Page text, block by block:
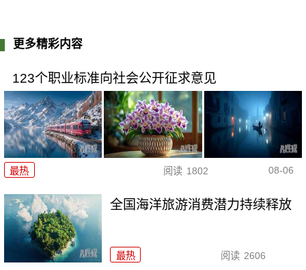
更多精彩内容
123个职业标准向社会公开征求意见
最热 阅读 1802 08-06
全国海洋旅游消费潜力持续释放
最热 阅读 2606